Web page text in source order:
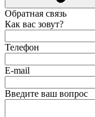
Обратная связь
Как вас зовут?
Телефон
E-mail
Введите ваш вопрос